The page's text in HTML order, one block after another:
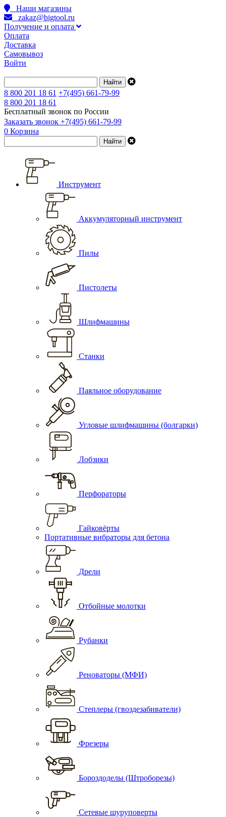
Наши магазины
zakaz@bigtool.ru
Получение и оплата
Оплата
Доставка
Самовывоз
Войти
8 800 201 18 61 +7(495) 661-79-99
8 800 201 18 61
Бесплатный звонок по России
Заказать звонок +7(495) 661-79-99
0 Корзина
Инструмент
Аккумуляторный инструмент
Пилы
Пистолеты
Шлифмашины
Станки
Паяльное оборудование
Угловые шлифмашины (болгарки)
Лобзики
Перфораторы
Гайковёрты
Портативные вибраторы для бетона
Дрели
Отбойные молотки
Рубанки
Реноваторы (МФИ)
Степлеры (гвоздезабиватели)
Фрезеры
Бороздоделы (Штроборезы)
Сетевые шуруповерты